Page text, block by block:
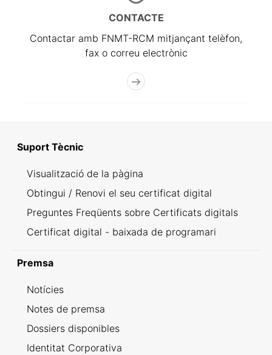
CONTACTE
Contactar amb FNMT-RCM mitjançant telèfon,
fax o correu electrònic
Suport Tècnic
Visualització de la pàgina
Obtingui / Renovi el seu certificat digital
Preguntes Freqüents sobre Certificats digitals
Certificat digital - baixada de programari
Premsa
Notícies
Notes de premsa
Dossiers disponibles
Identitat Corporativa